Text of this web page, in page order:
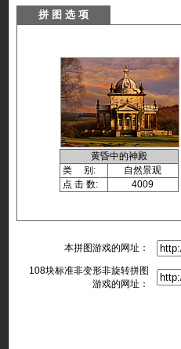
拼 图 选 项
黄昏中的神殿
类 别:
自然景观
点 击 数:
4009
本拼图游戏的网址：
108块标准非变形非旋转拼图
游戏的网址：